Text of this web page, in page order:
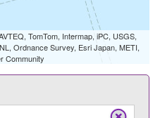
TomTom, Intermap, iPC, USGS,
Ordnance Survey, Esri Japan, METI,
Community